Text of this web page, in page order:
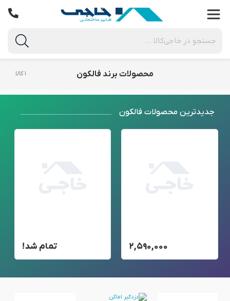
محصولات برند فالکون ۱ کالا
جدید‌ترین محصولات فالکون
۲,۵۹۰,۰۰۰ تمام شد!